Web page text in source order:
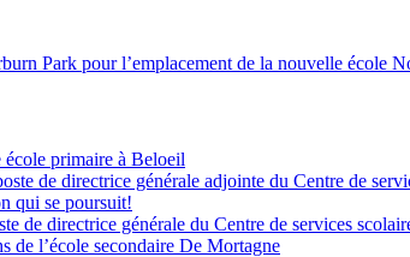
Park pour l’emplacement de la nouvelle école
école primaire à Beloeil
de directrice générale adjointe du Centre de
qui se poursuit!
de directrice générale du Centre de services
de l’école secondaire De Mortagne